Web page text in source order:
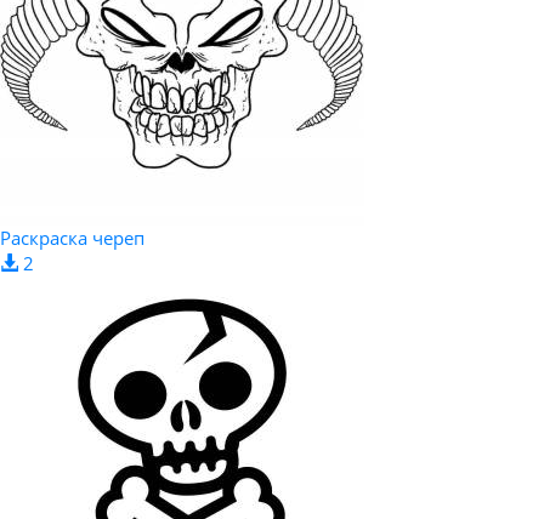
Раскраска череп
2